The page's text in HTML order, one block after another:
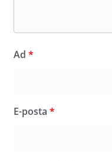
Ad *
E-posta *